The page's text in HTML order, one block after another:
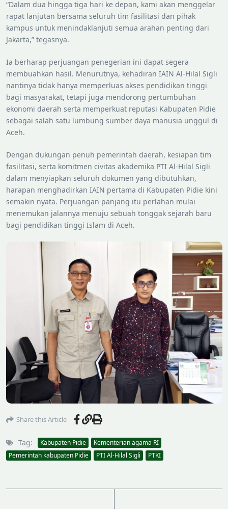
“Dalam dua hingga tiga hari ke depan, kami akan menggelar
rapat lanjutan bersama seluruh tim fasilitasi dan pihak
kampus untuk menindaklanjuti semua arahan penting dari
Jakarta,” tegasnya.
Ia berharap perjuangan penegerian ini dapat segera
membuahkan hasil. Menurutnya, kehadiran IAIN Al-Hilal Sigli
nantinya tidak hanya memperluas akses pendidikan tinggi
bagi masyarakat, tetapi juga mendorong pertumbuhan
ekonomi daerah serta memperkuat reputasi Kabupaten Pidie
sebagai salah satu lumbung sumber daya manusia unggul di
Aceh.
Dengan dukungan penuh pemerintah daerah, kesiapan tim
fasilitasi, serta komitmen civitas akademika PTI Al-Hilal Sigli
dalam menyiapkan seluruh dokumen yang dibutuhkan,
harapan menghadirkan IAIN pertama di Kabupaten Pidie kini
semakin nyata. Perjuangan panjang itu perlahan mulai
menemukan jalannya menuju sebuah tonggak sejarah baru
bagi pendidikan tinggi Islam di Aceh.
Share this Article
Tag: Kabupaten Pidie
Kementerian agama RI
Pemerintah kabupaten Pidie
PTI Al-Hilal Sigli PTKI